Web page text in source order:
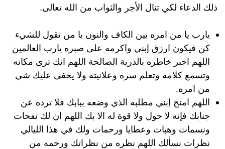
ذلك الدعاء لكي تنال الأجر والثواب من الله تعالى.
يارب يا من امره بين الكاف والنون يا من تقول للشيء
كن فيكون ارزق إبني واكرمه على صبره يارب العالمين
اللهم اجبر خاطره بالذرية الصالحة اللهم انك ترى مكانه
وتسمع كلامه وتعلم سره وعلانيته ولا يخفى عليك شي
من امره.
اللهم امنح إبني مطلبه الذي وضعه ببابك فلا ترده عن
جنابك فإنه لا حول ولا قوة له الا بك اللهم ان لك نفحات
ونسمات وهبات وعطايا ورحمات ولك في هذا الليالي
نظرات نسألك اللهم نظره من نظراتك ورحمه من